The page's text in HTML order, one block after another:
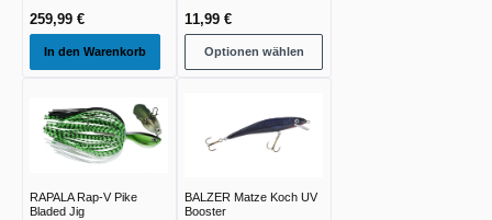
259,99 €
In den Warenkorb
11,99 €
Optionen wählen
RAPALA Rap-V Pike
Bladed Jig
BALZER Matze Koch UV
Booster